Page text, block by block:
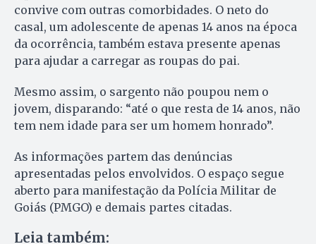
convive com outras comorbidades. O neto do
casal, um adolescente de apenas 14 anos na época
da ocorrência, também estava presente apenas
para ajudar a carregar as roupas do pai.
Mesmo assim, o sargento não poupou nem o
jovem, disparando: “até o que resta de 14 anos, não
tem nem idade para ser um homem honrado”.
As informações partem das denúncias
apresentadas pelos envolvidos. O espaço segue
aberto para manifestação da Polícia Militar de
Goiás (PMGO) e demais partes citadas.
Leia também: